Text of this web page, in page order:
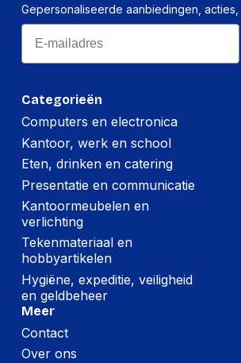
Categorieën
Computers en electronica
Kantoor, werk en school
Eten, drinken en catering
Presentatie en communicatie
Kantoormeubelen en
verlichting
Tekenmateriaal en
hobbyartikelen
Hygiëne, expeditie, veiligheid
en geldbeheer
Meer
Contact
Over ons
Gepersonaliseerde aanbiedingen, acties,
Email